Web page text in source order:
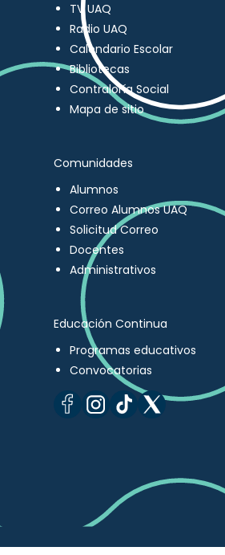
TV UAQ
Radio UAQ
Calendario Escolar
Bibliotecas
Contraloría Social
Mapa de sitio
Comunidades
Alumnos
Correo Alumnos UAQ
Solicitud Correo
Docentes
Administrativos
Educación Continua
Programas educativos
Convocatorias